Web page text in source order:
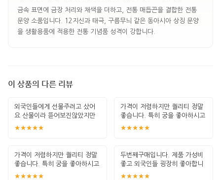
금속 표면에 금장 처리와 채색을 더하고, 전통 매듭끈을 결합한 전통
문양 소품입니다. 12지신과 태극, 구름무늬 같은 동아시아 상징 문양
을 생활용품에 적용한 전통 기념품 성격이 강합니다.
이 상품의 다른 리뷰
외국인들에게 선물주려고 샀어
요 산물이라 뜯어보진않았지만
한국적인 포장이
★★★★★
가격이 저렴하지만 퀄리티 정말
좋습니다. 특히 궁을 좋아하시고
책 좋아하
★★★★★
가격이 저렴하지만 퀄리티 정말
좋습니다. 특히 궁을 좋아하시고
책 좋아하
★★★★★
두번째구매입니다. 제품 가성비
좋고 외국인들 굉장히 좋아합니
다. 안전하게
★★★★★